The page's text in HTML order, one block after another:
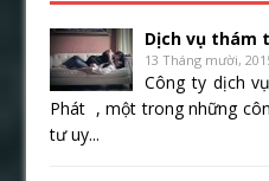
Dịch vụ thám
13 Tháng mười,
Công ty dịch
Phát , một trong những
tư uy...